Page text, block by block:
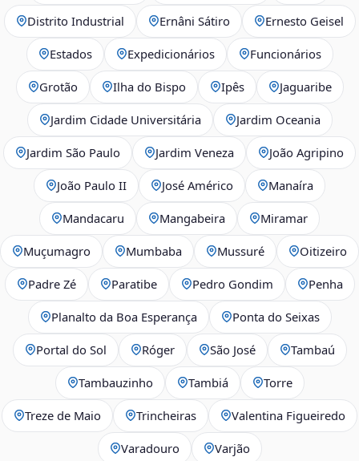
Distrito Industrial Ernâni Sátiro Ernesto Geisel
Estados Expedicionários Funcionários
Grotão Ilha do Bispo Ipês Jaguaribe
Jardim Cidade Universitária Jardim Oceania
Jardim São Paulo Jardim Veneza João Agripino
João Paulo II José Américo Manaíra
Mandacaru Mangabeira Miramar
Muçumagro Mumbaba Mussuré Oitizeiro
Padre Zé Paratibe Pedro Gondim Penha
Planalto da Boa Esperança Ponta do Seixas
Portal do Sol Róger São José Tambaú
Tambauzinho Tambiá Torre
Treze de Maio Trincheiras Valentina Figueiredo
Varadouro Varjão